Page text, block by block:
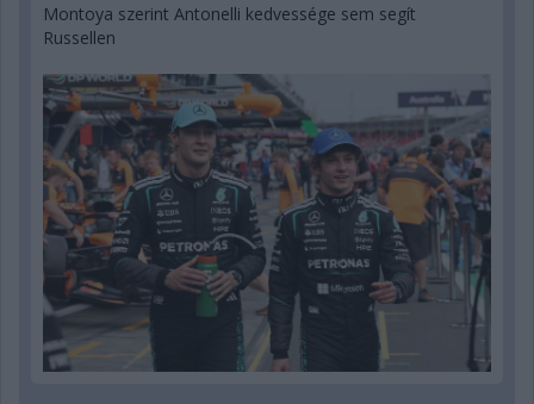
Montoya szerint Antonelli kedvessége sem segít
Russellen